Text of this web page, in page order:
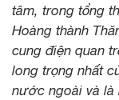
tâm, trong tổng
Hoàng thành
cung điện quan
long trọng nhất
nước ngoài và là